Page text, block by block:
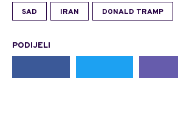
SAD IRAN DONALD TRAMP
PODIJELI